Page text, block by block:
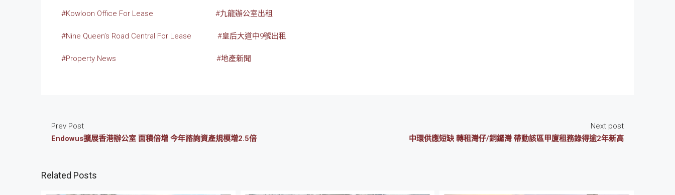
#Kowloon Office For Lease #九龍辦公室出租
#Nine Queen’s Road Central For Lease #皇后大道中9號出租
#Property News #地產新聞
Prev Post
Endowus擴展香港辦公室 面積倍增 今年諮詢資產規模增2.5倍
Next post
中環供應短缺 轉租灣仔/銅鑼灣 帶動該區甲廈租務錄得逾2年新高
Related Posts